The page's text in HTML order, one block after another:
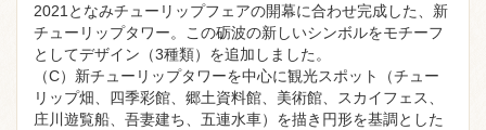
2021となみチューリップフェアの開幕に合わせ完成した、新
チューリップタワー。この砺波の新しいシンボルをモチーフ
としてデザイン（3種類）を追加しました。
（C）新チューリップタワーを中心に観光スポット（チュー
リップ畑、四季彩館、郷土資料館、美術館、スカイフェス、
庄川遊覧船、吾妻建ち、五連水車）を描き円形を基調とした